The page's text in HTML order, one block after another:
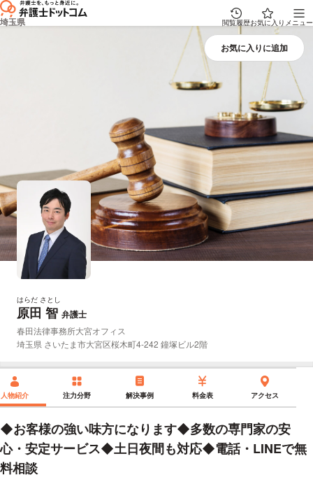
埼玉県 閲覧履歴お気に入り メニュー
はらだ さとし
原田 智 弁護士
所属事務所：
春田法律事務所大宮オフィス
所在地：
埼玉県 さいたま市大宮区桜木町4-242 鐘塚ビル2階
人物紹介 注力分野 解決事例 料金表 アクセス
◆お客様の強い味方になります◆多数の専門家の安
心・安定サービス◆土日夜間も対応◆電話・LINEで無
料相談